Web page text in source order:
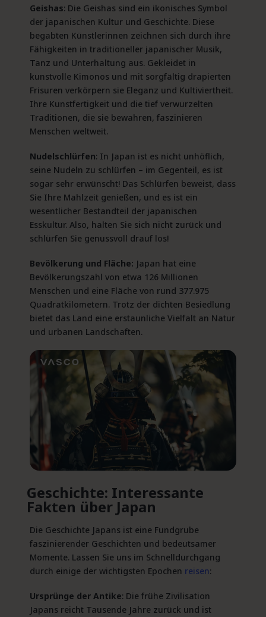
Geishas: Die Geishas sind ein ikonisches Symbol
der japanischen Kultur und Geschichte. Diese
begabten Künstlerinnen zeichnen sich durch ihre
Fähigkeiten in traditioneller japanischer Musik,
Tanz und Unterhaltung aus. Gekleidet in
kunstvolle Kimonos und mit sorgfältig drapierten
Frisuren verkörpern sie Eleganz und Kultiviertheit.
Ihre Kunstfertigkeit und die tief verwurzelten
Traditionen, die sie bewahren, faszinieren
Menschen weltweit.
Nudelschlürfen: In Japan ist es nicht unhöflich,
seine Nudeln zu schlürfen – im Gegenteil, es ist
sogar sehr erwünscht! Das Schlürfen beweist, dass
Sie Ihre Mahlzeit genießen, und es ist ein
wesentlicher Bestandteil der japanischen
Esskultur. Also, halten Sie sich nicht zurück und
schlürfen Sie genussvoll drauf los!
Bevölkerung und Fläche: Japan hat eine
Bevölkerungszahl von etwa 126 Millionen
Menschen und eine Fläche von rund 377.975
Quadratkilometern. Trotz der dichten Besiedlung
bietet das Land eine erstaunliche Vielfalt an Natur
und urbanen Landschaften.
Geschichte: Interessante
Fakten über Japan
Die Geschichte Japans ist eine Fundgrube
faszinierender Geschichten und bedeutsamer
Momente. Lassen Sie uns im Schnelldurchgang
durch einige der wichtigsten Epochen reisen:
Ursprünge der Antike: Die frühe Zivilisation
Japans reicht Tausende Jahre zurück und ist